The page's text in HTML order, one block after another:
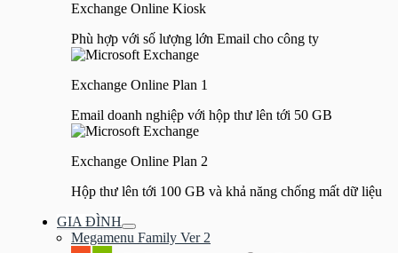
Exchange Online Kiosk
Phù hợp với số lượng lớn Email cho công ty
Exchange Online Plan 1
Email doanh nghiệp với hộp thư lên tới 50 GB
Exchange Online Plan 2
Hộp thư lên tới 100 GB và khả năng chống mất dữ liệu
GIA ĐÌNH
Bật/tắt
Menu
Megamenu Family Ver 2